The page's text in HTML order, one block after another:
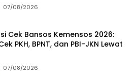
07/08/2026
Cek Bansos Kemensos 2026:
PKH, BPNT, dan PBI-JKN Lewat
07/08/2026